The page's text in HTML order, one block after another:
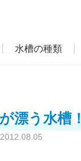
水槽の種類
漂う水槽！
2012.08.05